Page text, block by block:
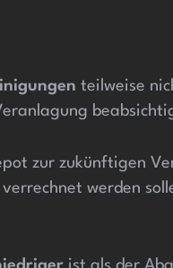
teilweise
zur zukünftigen
werden